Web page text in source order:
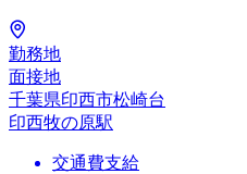
勤務地
面接地
千葉県印西市松崎台
印西牧の原駅
交通費支給